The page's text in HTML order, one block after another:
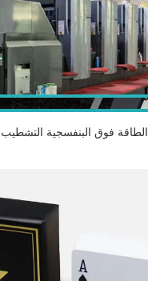
الطاقة فوق البنفسجية